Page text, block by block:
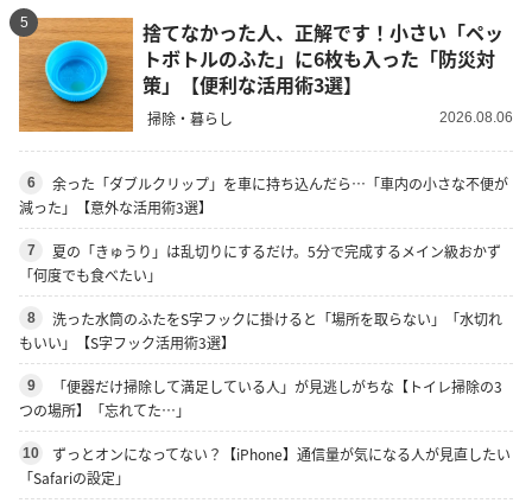
5
捨てなかった人、正解です！小さい「ペッ
トボトルのふた」に6枚も入った「防災対
策」【便利な活用術3選】
掃除・暮らし 2026.08.06
6
余った「ダブルクリップ」を車に持ち込んだら…「車内の小さな不便が
減った」【意外な活用術3選】
7
夏の「きゅうり」は乱切りにするだけ。5分で完成するメイン級おかず
「何度でも食べたい」
8
洗った水筒のふたをS字フックに掛けると「場所を取らない」「水切れ
もいい」【S字フック活用術3選】
9
「便器だけ掃除して満足している人」が見逃しがちな【トイレ掃除の3
つの場所】「忘れてた…」
10
ずっとオンになってない？【iPhone】通信量が気になる人が見直したい
「Safariの設定」